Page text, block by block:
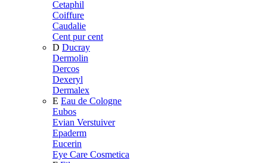
Cetaphil
Coiffure
Caudalie
Cent pur cent
D Ducray
Dermolin
Dercos
Dexeryl
Dermalex
E Eau de Cologne
Eubos
Evian Verstuiver
Epaderm
Eucerin
Eye Care Cosmetica